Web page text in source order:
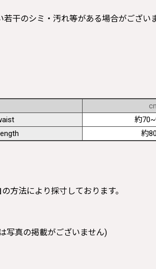
若干のシミ・汚れ等がある場合がござ
約
約
方法により採寸しております。
写真の掲載がございません)